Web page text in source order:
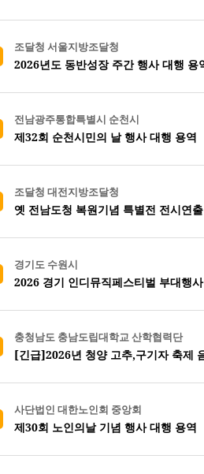
조달청 서울지방조달청
2026년도 동반성장 주간 행사 대행 용
전남광주통합특별시 순천시
제32회 순천시민의 날 행사 대행 용역
조달청 대전지방조달청
옛 전남도청 복원기념 특별전 전시연
경기도 수원시
2026 경기 인디뮤직페스티벌 부대행
충청남도 충남도립대학교 산학협력단
[긴급]2026년 청양 고추,구기자 축제
사단법인 대한노인회 중앙회
제30회 노인의날 기념 행사 대행 용역